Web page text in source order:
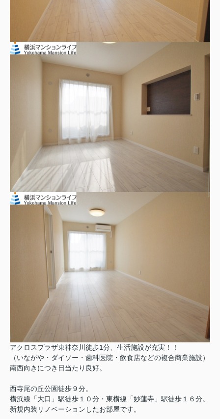
アクロスプラザ東神奈川徒歩1分、生活施設が充実！！
（いながや・ダイソー・歯科医院・飲食店などの複合商業施設）
南西向きにつき日当たり良好。
西寺尾の丘公園徒歩９分。
横浜線「大口」駅徒歩１０分・東横線「妙蓮寺」駅徒歩１６分。
新規内装リノベーションしたお部屋です。